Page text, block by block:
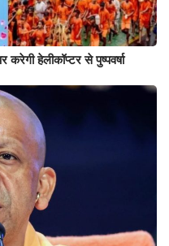
करेगी हेलीकॉप्टर से पुष्पवर्षा